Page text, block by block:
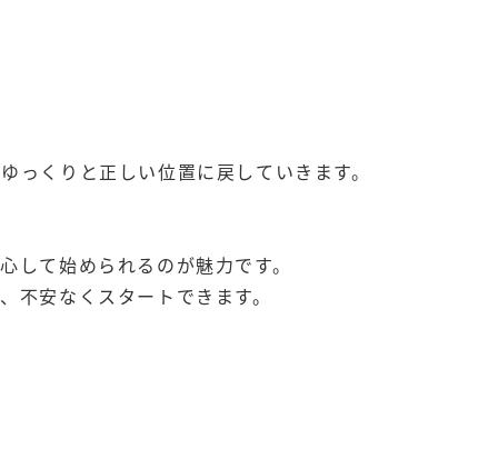
っくりと正しい位置に戻していきます。
て始められるのが魅力です。
安なくスタートできます。